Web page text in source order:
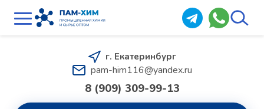
г. Екатеринбург
pam-him116@yandex.ru
8 (909) 309-99-13